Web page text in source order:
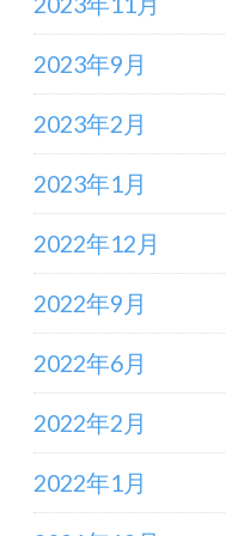
2023年9月
2023年2月
2023年1月
2022年12月
2022年9月
2022年6月
2022年2月
2022年1月